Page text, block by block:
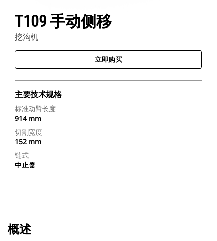
T109 手动侧移
挖沟机
立即购买
主要技术规格
标准动臂长度
914 mm
切割宽度
152 mm
链式
中止器
概述